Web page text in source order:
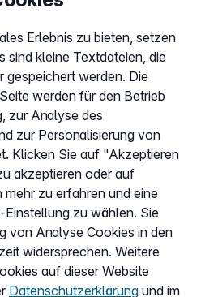
Kündigung
Login
widerrufen
Easybell-App
Anleitung
Erlebnis zu bieten, setzen
sind kleine Textdateien, die
gespeichert werden. Die
werden für den Betrieb
zur Analyse des
zur Personalisierung von
Klicken Sie auf "Akzeptieren
akzeptieren oder auf
zu erfahren und eine
zu wählen. Sie
von Analyse Cookies in den
widersprechen. Weitere
auf dieser Website
Datenschutzerklärung und im